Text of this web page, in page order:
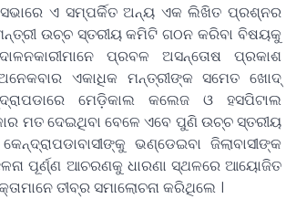
ଏ ସମ୍ପର୍କିତ ଅନ୍ୟ ଏକ ଲିଖିତ ପ୍ରଶ୍ନର
ଉଚ୍ଚ ସ୍ତରୀୟ କମିଟି ଗଠନ କରିବା ବିଷୟକୁ
ପ୍ରବଳ ଅସନ୍ତୋଷ ପ୍ରକାଶ
ଏକାଧିକ ମନ୍ତ୍ରୀଙ୍କ ସମେତ ଖୋଦ୍
ମେଡ଼ିକାଲ କଲେଜ ଓ ହସପିଟାଲ
ମତ ଦେଇଥିବା ବେଳେ ଏବେ ପୁଣି ଉଚ୍ଚ ସ୍ତରୀୟ
ଭଣ୍ଡେଇବା ଜିଲାବାସୀଙ୍କ
ପୂର୍ଣ୍ଣ ଆଚରଣକୁ ଧାରଣା ସ୍ଥଳରେ ଆୟୋଜିତ
ତୀବ୍ର ସମାଲୋଚନା କରିଥିଲେ ।